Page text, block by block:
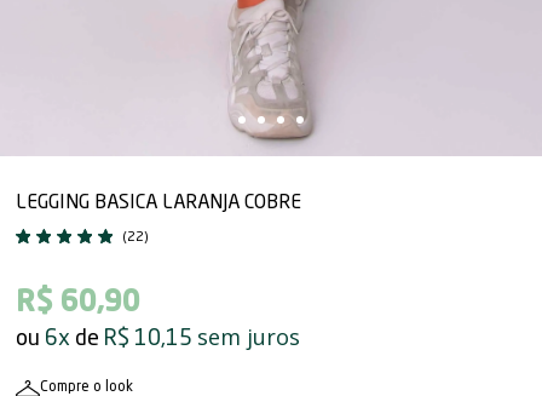
LEGGING BASICA LARANJA COBRE
(22)
R$ 60,90
6x R$ 10,15 sem juros
Compre o look